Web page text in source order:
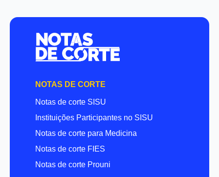
NOTAS DE CORTE
Notas de corte SISU
Instituições Participantes no SISU
Notas de corte para Medicina
Notas de corte FIES
Notas de corte Prouni